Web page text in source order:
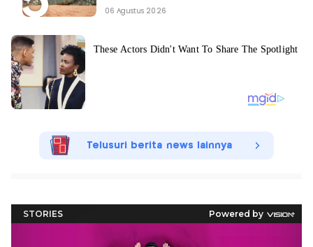
06 Agustus 2026
Telusuri berita news lainnya